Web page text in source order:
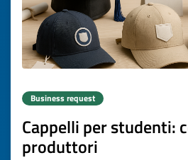
Business request
Cappelli per studenti:
produttori